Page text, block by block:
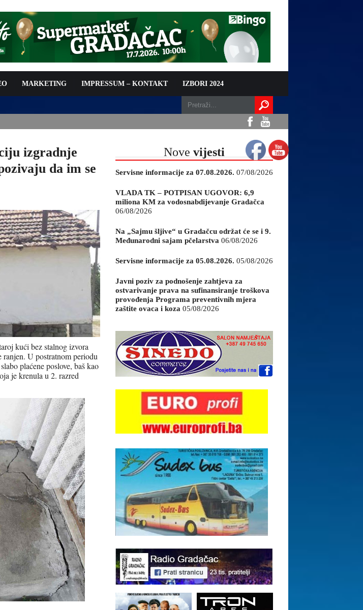
MARKETING IMPRESSUM – KONTAKT IZBORI 2024
VODOSNABDIJEVANJE
izgradnje
da im se
kući bez stalnog izvora
U postratnom periodu
plaćene poslove, baš kao
je krenula u 2. razred
Nove vijesti
Servisne informacije za 07.08.2026. 07/08/2026
VLADA TK – POTPISAN UGOVOR: 6,9
miliona KM za vodosnabdijevanje Gradačca
06/08/2026
Na „Sajmu šljive“ u Gradačcu održat će se i 9.
Međunarodni sajam pčelarstva 06/08/2026
Servisne informacije za 05.08.2026. 05/08/2026
Javni poziv za podnošenje zahtjeva za
ostvarivanje prava na sufinansiranje troškova
provođenja Programa preventivnih mjera
zaštite ovaca i koza 05/08/2026